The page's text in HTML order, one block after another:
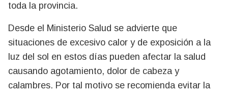
toda la provincia.
Desde el Ministerio Salud se advierte que
situaciones de excesivo calor y de exposición a la
luz del sol en estos días pueden afectar la salud
causando agotamiento, dolor de cabeza y
calambres. Por tal motivo se recomienda evitar la